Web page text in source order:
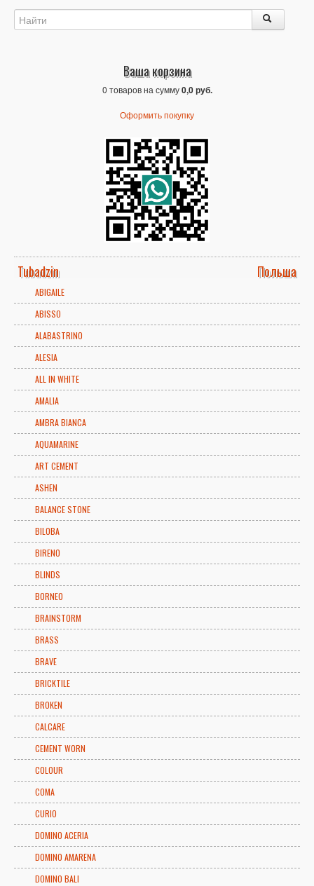
Ваша корзина
0 товаров на сумму0,0 руб.
Оформить покупку
Tubadzin Польша
ABIGAILE
ABISSO
ALABASTRINO
ALESIA
ALL IN WHITE
AMALIA
AMBRA BIANCA
AQUAMARINE
ART CEMENT
ASHEN
BALANCE STONE
BILOBA
BIRENO
BLINDS
BORNEO
BRAINSTORM
BRASS
BRAVE
BRICKTILE
BROKEN
CALCARE
CEMENT WORN
COLOUR
COMA
CURIO
DOMINO ACERIA
DOMINO AMARENA
DOMINO BALI